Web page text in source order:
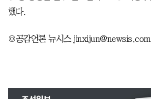
했다.
◎공감언론 뉴시스 jinxijun@newsis.com